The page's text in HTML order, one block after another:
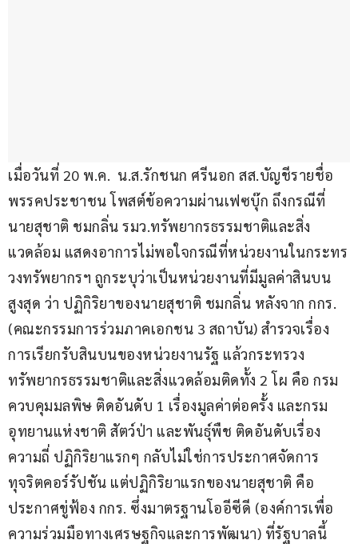
เมื่อวันที่ 20 พ.ค.  น.ส.รักชนก ศรีนอก สส.บัญชีรายชื่อ
พรรคประชาชน โพสต์ข้อความผ่านเฟซบุ๊ก ถึงกรณีที่
นายสุชาติ ชมกลิ่น รมว.ทรัพยากรธรรมชาติและสิ่ง
แวดล้อม แสดงอาการไม่พอใจกรณีที่หน่วยงานในกระทร
วงทรัพยากรฯ ถูกระบุว่าเป็นหน่วยงานที่มีมูลค่าสินบน
สูงสุด ว่า ปฏิกิริยาของนายสุชาติ ชมกลิ่น หลังจาก กกร.
(คณะกรรมการร่วมภาคเอกชน 3 สถาบัน) สำรวจเรื่อง
การเรียกรับสินบนของหน่วยงานรัฐ แล้วกระทรวง
ทรัพยากรธรรมชาติและสิ่งแวดล้อมติดทั้ง 2 โผ คือ กรม
ควบคุมมลพิษ ติดอันดับ 1 เรื่องมูลค่าต่อครั้ง และกรม
อุทยานแห่งชาติ สัตว์ป่า และพันธุ์พืช ติดอันดับเรื่อง
ความถี่ ปฏิกิริยาแรกๆ กลับไม่ใช่การประกาศจัดการ
ทุจริตคอร์รัปชัน แต่ปฏิกิริยาแรกของนายสุชาติ คือ
ประกาศขู่ฟ้อง กกร. ซึ่งมาตรฐานโออีซีดี (องค์การเพื่อ
ความร่วมมือทางเศรษฐกิจและการพัฒนา) ที่รัฐบาลนี้